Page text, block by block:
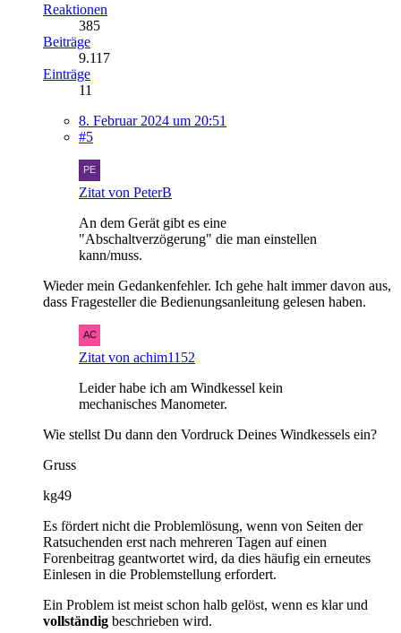
Reaktionen
385
Beiträge
9.117
Einträge
11
8. Februar 2024 um 20:51
#5
Zitat von PeterB
An dem Gerät gibt es eine
"Abschaltverzögerung" die man einstellen
kann/muss.
Wieder mein Gedankenfehler. Ich gehe halt immer davon aus,
dass Fragesteller die Bedienungsanleitung gelesen haben.
Zitat von achim1152
Leider habe ich am Windkessel kein
mechanisches Manometer.
Wie stellst Du dann den Vordruck Deines Windkessels ein?
Gruss
kg49
Es fördert nicht die Problemlösung, wenn von Seiten der
Ratsuchenden erst nach mehreren Tagen auf einen
Forenbeitrag geantwortet wird, da dies häufig ein erneutes
Einlesen in die Problemstellung erfordert.
Ein Problem ist meist schon halb gelöst, wenn es klar und
vollständig beschrieben wird.